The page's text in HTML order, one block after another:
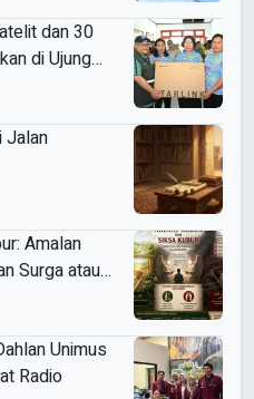
dan 30
di Ujung
Jalan
Amalan
Surga atau
Unimus
Radio